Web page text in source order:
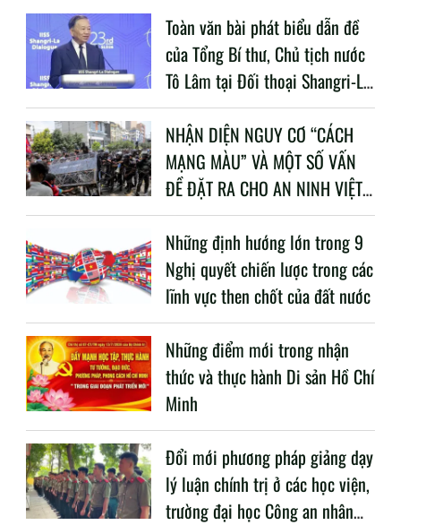
Toàn văn bài phát biểu dẫn đề
của Tổng Bí thư, Chủ tịch nước
Tô Lâm tại Đối thoại Shangri-La
lần thứ 23
NHẬN DIỆN NGUY CƠ “CÁCH
MẠNG MÀU” VÀ MỘT SỐ VẤN
ĐỀ ĐẶT RA CHO AN NINH VIỆT
NAM TRONG BỐI CẢNH HIỆN
NAY
Những định hướng lớn trong 9
Nghị quyết chiến lược trong các
lĩnh vực then chốt của đất nước
Những điểm mới trong nhận
thức và thực hành Di sản Hồ Chí
Minh
Đổi mới phương pháp giảng dạy
lý luận chính trị ở các học viện,
trường đại học Công an nhân